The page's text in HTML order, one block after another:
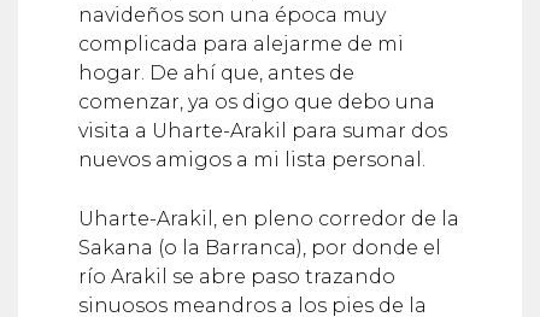
complicada para alejarme de mi
hogar. De ahí que, antes de
comenzar, ya os digo que debo una
visita a Uharte-Arakil para sumar dos
nuevos amigos a mi lista personal.
Sakana (o la Barranca), por donde el
río Arakil se abre paso trazando
sinuosos meandros a los pies de la
mole rocosa de San Donato, que se